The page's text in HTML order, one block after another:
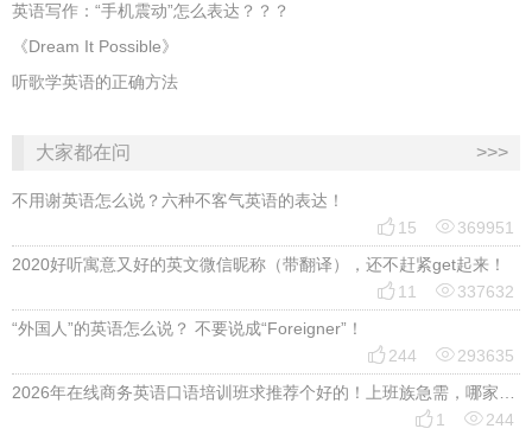
英语写作：“手机震动”怎么表达？？？
《Dream It Possible》
听歌学英语的正确方法
大家都在问 >>>
不用谢英语怎么说？六种不客气英语的表达！
 15 369951
2020好听寓意又好的英文微信昵称（带翻译），还不赶紧get起来！
 11 337632
“外国人”的英语怎么说？ 不要说成“Foreigner”！
 244 293635
2026年在线商务英语口语培训班求推荐个好的！上班族急需，哪家好？
 1 244